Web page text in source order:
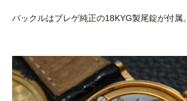
バックルはブレゲ純正の18KYG製尾錠が付属。